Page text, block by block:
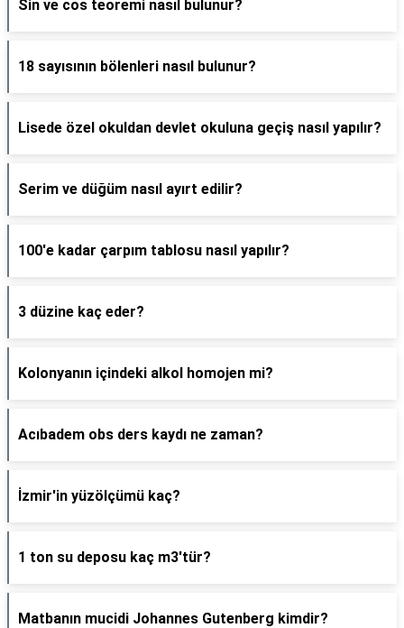
Sin ve cos teoremi nasıl bulunur?
18 sayısının bölenleri nasıl bulunur?
Lisede özel okuldan devlet okuluna geçiş nasıl yapılır?
Serim ve düğüm nasıl ayırt edilir?
100'e kadar çarpım tablosu nasıl yapılır?
3 düzine kaç eder?
Kolonyanın içindeki alkol homojen mi?
Acıbadem obs ders kaydı ne zaman?
İzmir'in yüzölçümü kaç?
1 ton su deposu kaç m3'tür?
Matbanın mucidi Johannes Gutenberg kimdir?